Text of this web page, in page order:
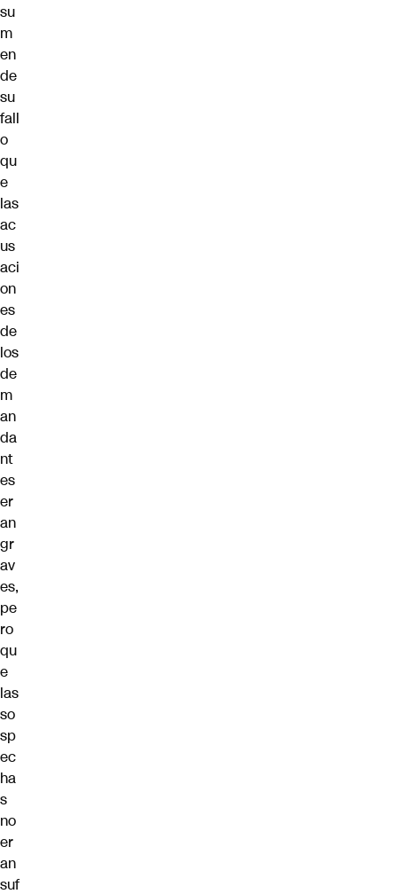
su
m
en
de
su
fall
o
qu
e
las
ac
us
aci
on
es
de
los
de
m
an
da
nt
es
er
an
gr
av
es,
pe
ro
qu
e
las
so
sp
ec
ha
s
no
er
an
suf